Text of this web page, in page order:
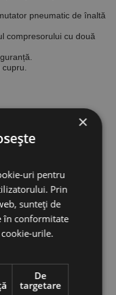
pneumatic de înaltă
compresorului cu două
și auto-
în rezervor și a
continuă a valorii
calitate
mâner.
împotriva
×
uri pentru
Prin
sunteți de
în conformitate
urile.
De
targetare